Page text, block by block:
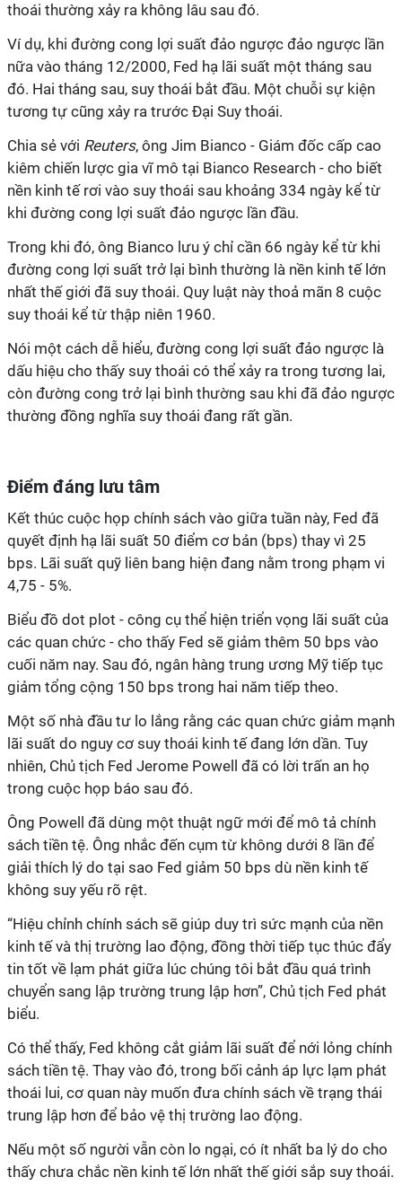
thoái thường xảy ra không lâu sau đó.
Ví dụ, khi đường cong lợi suất đảo ngược đảo ngược lần
nữa vào tháng 12/2000, Fed hạ lãi suất một tháng sau
đó. Hai tháng sau, suy thoái bắt đầu. Một chuỗi sự kiện
tương tự cũng xảy ra trước Đại Suy thoái.
Chia sẻ với Reuters, ông Jim Bianco - Giám đốc cấp cao
kiêm chiến lược gia vĩ mô tại Bianco Research - cho biết
nền kinh tế rơi vào suy thoái sau khoảng 334 ngày kể từ
khi đường cong lợi suất đảo ngược lần đầu.
Trong khi đó, ông Bianco lưu ý chỉ cần 66 ngày kể từ khi
đường cong lợi suất trở lại bình thường là nền kinh tế lớn
nhất thế giới đã suy thoái. Quy luật này thoả mãn 8 cuộc
suy thoái kể từ thập niên 1960.
Nói một cách dễ hiểu, đường cong lợi suất đảo ngược là
dấu hiệu cho thấy suy thoái có thể xảy ra trong tương lai,
còn đường cong trở lại bình thường sau khi đã đảo ngược
thường đồng nghĩa suy thoái đang rất gần.
Điểm đáng lưu tâm
Kết thúc cuộc họp chính sách vào giữa tuần này, Fed đã
quyết định hạ lãi suất 50 điểm cơ bản (bps) thay vì 25
bps. Lãi suất quỹ liên bang hiện đang nằm trong phạm vi
4,75 - 5%.
Biểu đồ dot plot - công cụ thể hiện triển vọng lãi suất của
các quan chức - cho thấy Fed sẽ giảm thêm 50 bps vào
cuối năm nay. Sau đó, ngân hàng trung ương Mỹ tiếp tục
giảm tổng cộng 150 bps trong hai năm tiếp theo.
Một số nhà đầu tư lo lắng rằng các quan chức giảm mạnh
lãi suất do nguy cơ suy thoái kinh tế đang lớn dần. Tuy
nhiên, Chủ tịch Fed Jerome Powell đã có lời trấn an họ
trong cuộc họp báo sau đó.
Ông Powell đã dùng một thuật ngữ mới để mô tả chính
sách tiền tệ. Ông nhắc đến cụm từ không dưới 8 lần để
giải thích lý do tại sao Fed giảm 50 bps dù nền kinh tế
không suy yếu rõ rệt.
“Hiệu chỉnh chính sách sẽ giúp duy trì sức mạnh của nền
kinh tế và thị trường lao động, đồng thời tiếp tục thúc đẩy
tin tốt về lạm phát giữa lúc chúng tôi bắt đầu quá trình
chuyển sang lập trường trung lập hơn”, Chủ tịch Fed phát
biểu.
Có thể thấy, Fed không cắt giảm lãi suất để nới lỏng chính
sách tiền tệ. Thay vào đó, trong bối cảnh áp lực lạm phát
thoái lui, cơ quan này muốn đưa chính sách về trạng thái
trung lập hơn để bảo vệ thị trường lao động.
Nếu một số người vẫn còn lo ngại, có ít nhất ba lý do cho
thấy chưa chắc nền kinh tế lớn nhất thế giới sắp suy thoái.